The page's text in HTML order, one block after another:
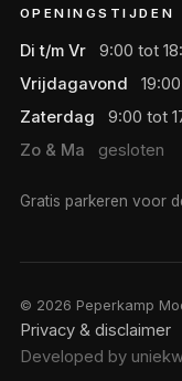
OPENINGSTIJDEN
Di t/m Vr
9:00 tot
Vrijdagavond
Zaterdag
9:00 tot
Zo & Ma gesloten
Gratis parkeren voor
© 2026 Peperkamp
Privacy & disclaimer
Developed by